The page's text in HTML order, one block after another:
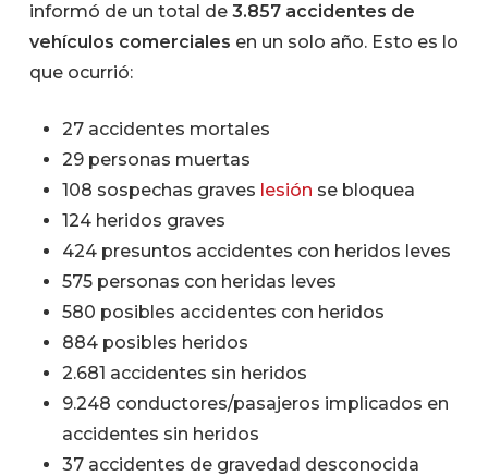
informó de un total de3.857 accidentes de
vehículos comerciales en un solo año. Esto es lo
que ocurrió:
27 accidentes mortales
29 personas muertas
108 sospechas graves lesión se bloquea
124 heridos graves
424 presuntos accidentes con heridos leves
575 personas con heridas leves
580 posibles accidentes con heridos
884 posibles heridos
2.681 accidentes sin heridos
9.248 conductores/pasajeros implicados en
accidentes sin heridos
37 accidentes de gravedad desconocida